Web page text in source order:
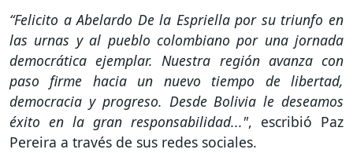
“Felicito a Abelardo De la Espriella por su triunfo en
las urnas y al pueblo colombiano por una jornada
democrática ejemplar. Nuestra región avanza con
paso firme hacia un nuevo tiempo de libertad,
democracia y progreso. Desde Bolivia le deseamos
éxito en la gran responsabilidad...", escribió Paz
Pereira a través de sus redes sociales.